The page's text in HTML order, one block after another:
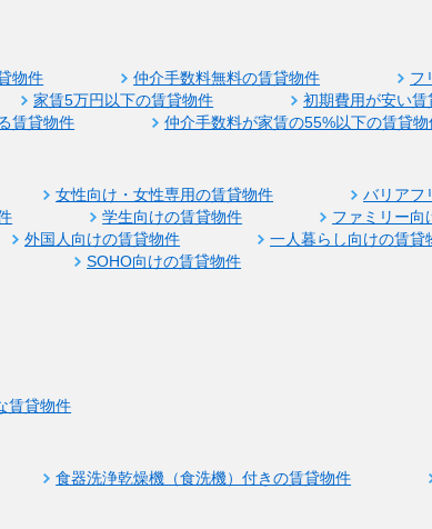
物件 仲介手数料無料の賃貸物件
フ
家賃5万円以下の賃貸物件 初期費用が安い賃
賃貸物件
仲介手数料が家賃の55%以下の賃貸物
女性向け・女性専用の賃貸物件
バリアフ
学生向けの賃貸物件 ファミリー向
外国人向けの賃貸物件
一人暮らし向けの賃貸
SOHO向けの賃貸物件
賃貸物件
食器洗浄乾燥機（食洗機）付きの賃貸物件